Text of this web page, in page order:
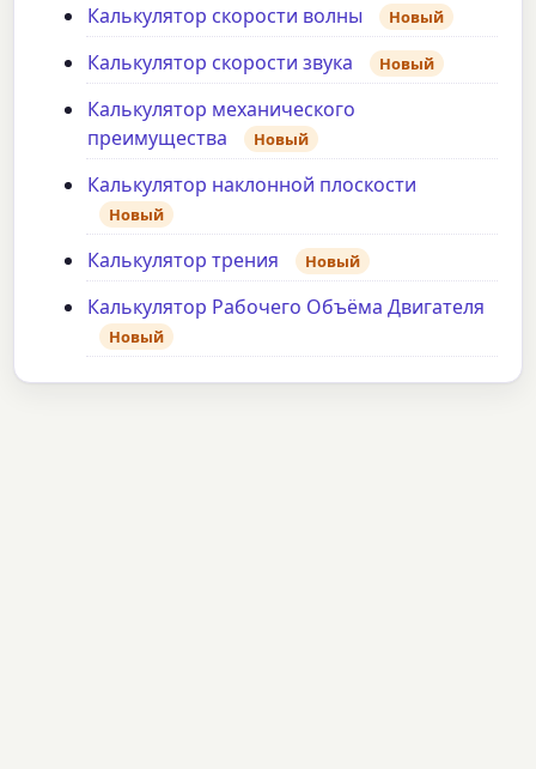
Калькулятор скорости волны Новый
Калькулятор скорости звука Новый
Калькулятор механического
преимущества
Новый
Калькулятор наклонной плоскости
Новый
Калькулятор трения Новый
Калькулятор Рабочего Объёма Двигателя
Новый